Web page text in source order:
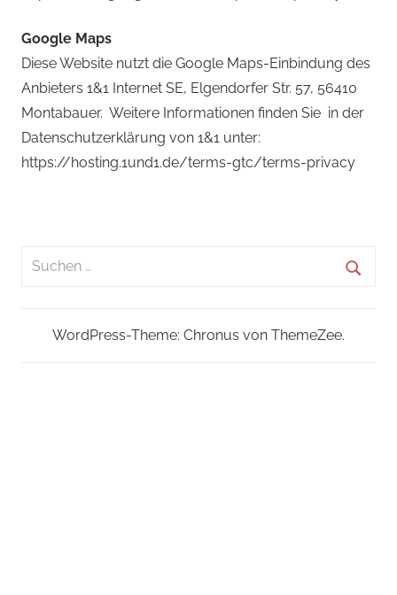
Google Maps
Diese Website nutzt die Google Maps-Einbindung des
Anbieters 1&1 Internet SE, Elgendorfer Str. 57, 56410
Montabauer. Weitere Informationen finden Sie in der
Datenschutzerklärung von 1&1 unter:
https://hosting.1und1.de/terms-gtc/terms-privacy
Suchen
WordPress-Theme: Chronus von ThemeZee.